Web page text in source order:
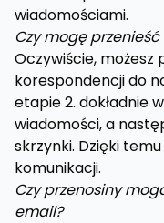
wiadomościami.
Czy mogę
Oczywiście, możesz
korespondencji do
etapie 2. dokładnie
wiadomości, a
skrzynki. Dzięki
komunikacji.
Czy przenosiny
email?